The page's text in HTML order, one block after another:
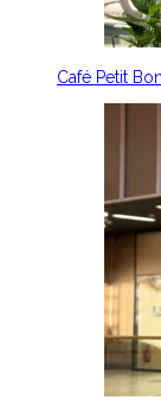
Café Petit